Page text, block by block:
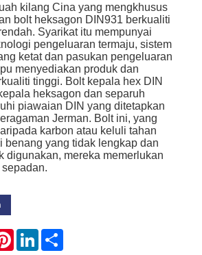
kilang Cina yang mengkhusus
bolt heksagon DIN931 berkualiti
Syarikat itu mempunyai
pengeluaran termaju, sistem
ketat dan pasukan pengeluaran
menyediakan produk dan
tinggi. Bolt kepala hex DIN
heksagon dan separuh
piawaian DIN yang ditetapkan
Jerman. Bolt ini, yang
karbon atau keluli tahan
benang yang tidak lengkap dan
digunakan, mereka memerlukan
PinterestLinkedIn